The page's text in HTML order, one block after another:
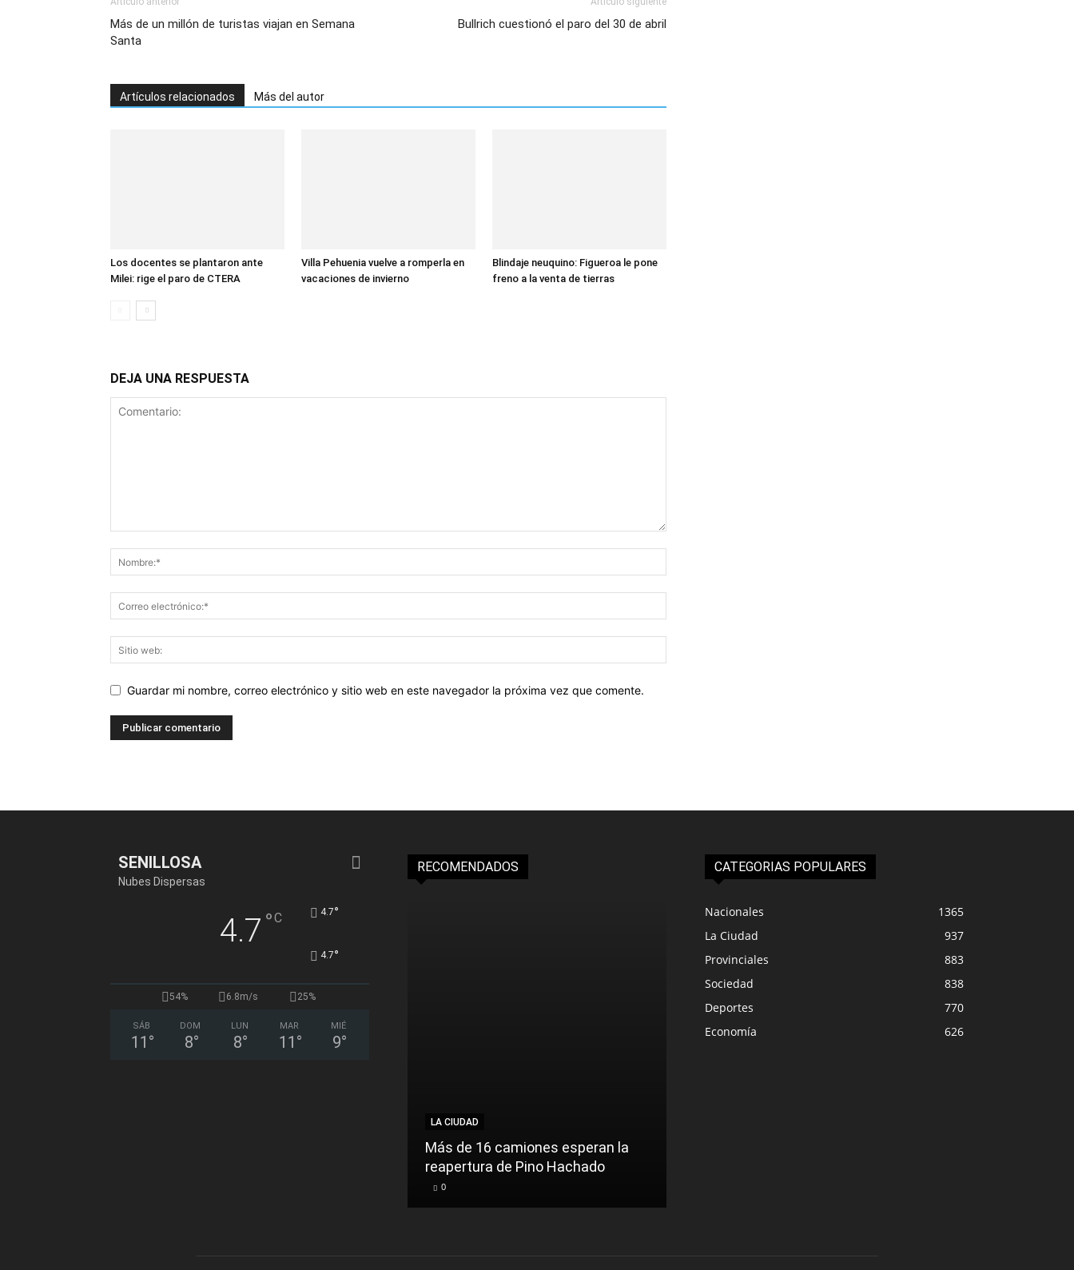
Más de un millón de turistas viajan en Semana
Santa
Bullrich cuestionó el paro del 30 de abril
Artículos relacionados Más del autor
Los docentes se plantaron ante
Milei: rige el paro de CTERA
Villa Pehuenia vuelve a romperla en
vacaciones de invierno
Blindaje neuquino: Figueroa le pone
freno a la venta de tierras
DEJA UNA RESPUESTA
Guardar mi nombre, correo electrónico y sitio web en este navegador la próxima vez que comente.
SENILLOSA
Nubes Dispersas
4.7 °C 4.7°
4.7°
54% 6.8m/s 25%
SÁB
11 °
DOM
8°
LUN
8°
MAR
11 °
MIÉ
9°
RECOMENDADOS
LA CIUDAD
Más de 16 camiones esperan la
reapertura de Pino Hachado
0
CATEGORIAS POPULARES
Nacionales
1365
La Ciudad
937
Provinciales
883
Sociedad
838
Deportes
770
Economía
626